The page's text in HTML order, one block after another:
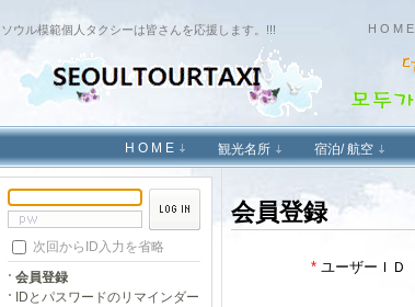
ソウル模範個人タクシーは皆さんを応援します。!!! H O M E
H O M E 観光名所 宿泊/ 航空
次回からID入力を省略
会員登録
IDとパスワードのリマインダー
会員登録
* ユーザーＩＤ